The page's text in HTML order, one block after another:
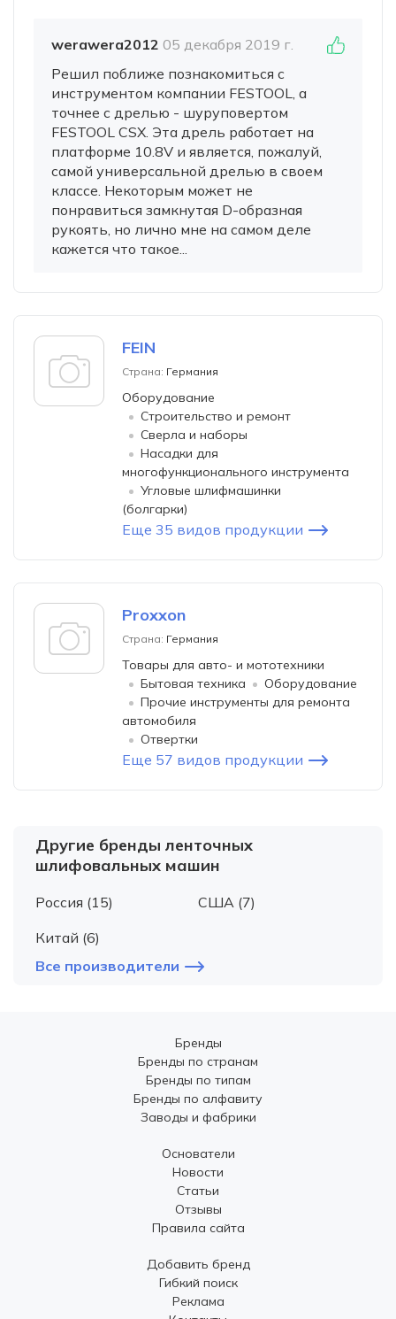
werawera2012 05 декабря 2019 г.
Решил поближе познакомиться с
инструментом компании FESTOOL, а
точнее с дрелью - шуруповертом
FESTOOL CSX. Эта дрель работает на
платформе 10.8V и является, пожалуй,
самой универсальной дрелью в своем
классе. Некоторым может не
понравиться замкнутая D-образная
рукоять, но лично мне на самом деле
кажется что такое...
FEIN
Страна: Германия
Оборудование
Строительство и ремонт
Сверла и наборы
Насадки для
многофункционального инструмента
Угловые шлифмашинки
(болгарки)
Еще 35 видов продукции
Proxxon
Страна: Германия
Товары для авто- и мототехники
Бытовая техника
Оборудование
Прочие инструменты для ремонта
автомобиля
Отвертки
Еще 57 видов продукции
Другие бренды ленточных
шлифовальных машин
Россия (15)
США (7)
Китай (6)
Все производители
Бренды
Бренды по странам
Бренды по типам
Бренды по алфавиту
Заводы и фабрики
Основатели
Новости
Статьи
Отзывы
Правила сайта
Добавить бренд
Гибкий поиск
Реклама